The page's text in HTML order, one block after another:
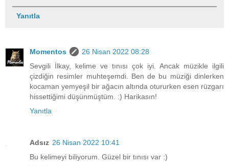
Yanıtla
Momentos
26 Nisan 2022 08:28
Sevgili İlkay, kelime ve tınısı çok iyi. Ancak müzikle ilgili
çizdiğin resimler muhteşemdi. Ben de bu müziği dinlerken
kocaman yemyeşil bir ağacın altında otururken esen rüzgarı
hissettiğimi düşünmüştüm. :) Harikasın!
Yanıtla
Adsız 26 Nisan 2022 10:41
Bu kelimeyi biliyorum. Güzel bir tınısı var :)